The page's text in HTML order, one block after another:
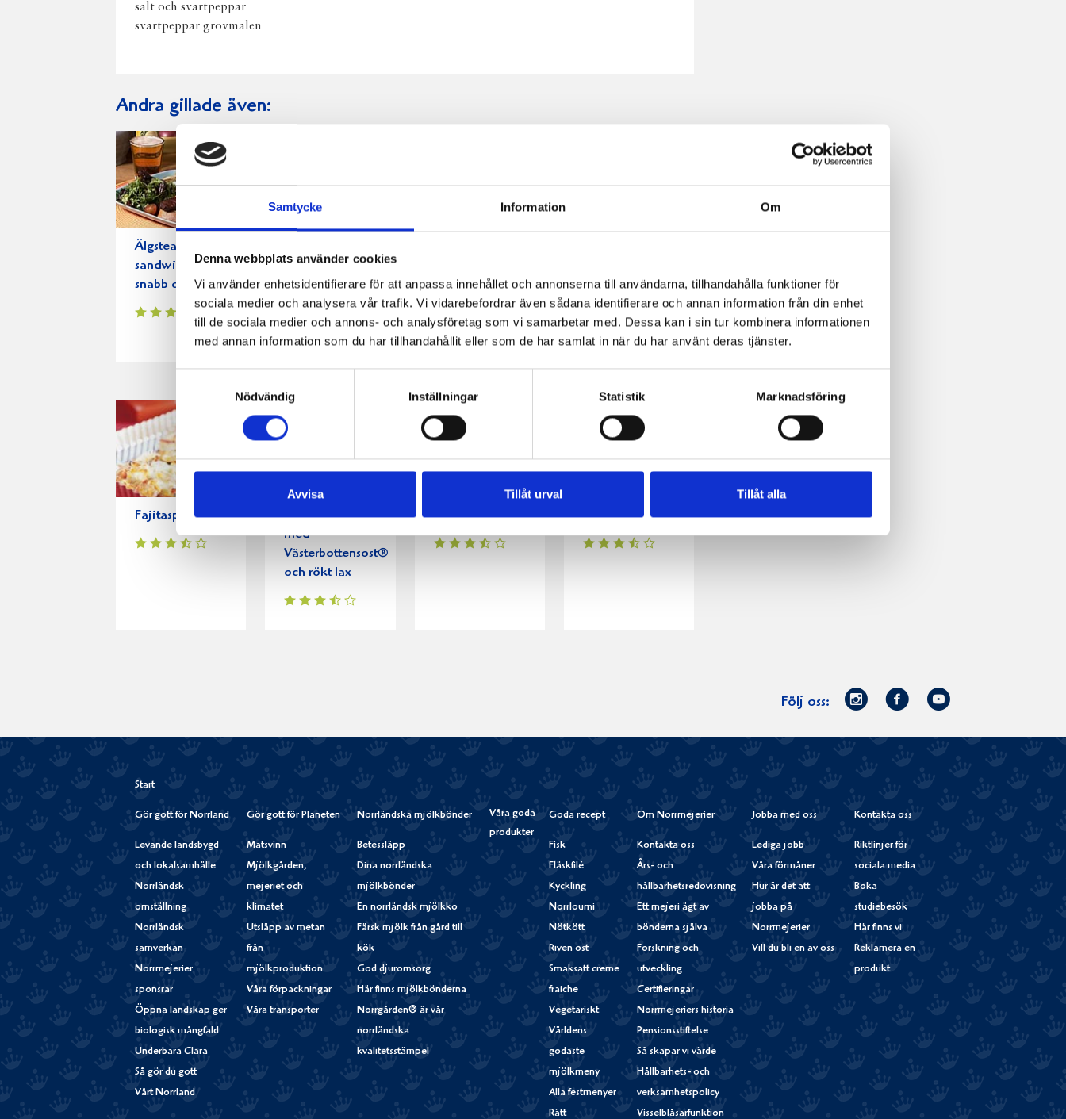
Samtycke Information Om
Denna webbplats använder cookies
Vi använder enhetsidentifierare för att anpassa innehållet och annonserna till användarna, tillhandahålla funktioner för
sociala medier och analysera vår trafik. Vi vidarebefordrar även sådana identifierare och annan information från din enhet
till de sociala medier och annons- och analysföretag som vi samarbetar med. Dessa kan i sin tur kombinera informationen
med annan information som du har tillhandahållit eller som de har samlat in när du har använt deras tjänster.
Nödvändig
Inställningar Statistik Marknadsföring
Avvisa Tillåt urval Tillåt alla
salt och svartpeppar
svartpeppar grovmalen
Andra gillade även:
Älgsteak
sandwich med
snabb coleslaw
brödfläta
och
Västerbottensost
valnötter och
päron
Fajitaspizza
Quesadilla fylld
med
Västerbottensost®
och rökt lax
Ostbollar Trattkantarellsoppa
Följ oss:
Norrmejerier
Instagram
Facebook
Youtube
Start
Gör gott för Norrland
Levande landsbygd
och lokalsamhälle
Norrländsk
omställning
Norrländsk
samverkan
Norrmejerier
sponsrar
Öppna landskap ger
biologisk mångfald
Underbara Clara
Så gör du gott
Vårt Norrland
Gör gott för Planeten
Matsvinn
Mjölkgården,
mejeriet och
klimatet
Utsläpp av metan
från
mjölkproduktion
Våra förpackningar
Våra transporter
Norrländska mjölkbönder
Betessläpp
Dina norrländska
mjölkbönder
En norrländsk mjölkko
Färsk mjölk från gård till
kök
God djuromsorg
Här finns mjölkbönderna
Norrgården® är vår
norrländska
kvalitetsstämpel
Våra goda
produkter
Goda recept
Fisk
Fläskfilé
Kyckling
Norrloumi
Nötkött
Riven ost
Smaksatt creme
fraiche
Vegetariskt
Världens
godaste
mjölkmeny
Alla festmenyer
Rätt
Om Norrmejerier
Kontakta oss
Års- och
hållbarhetsredovisning
Ett mejeri ägt av
bönderna själva
Forskning och
utveckling
Certifieringar
Norrmejeriers historia
Pensionsstiftelse
Så skapar vi värde
Hållbarhets- och
verksamhetspolicy
Visselblåsarfunktion
Jobba med oss
Lediga jobb
Våra förmåner
Hur är det att
jobba på
Norrmejerier
Vill du bli en av oss
Kontakta oss
Riktlinjer för
sociala media
Boka
studiebesök
Här finns vi
Reklamera en
produkt